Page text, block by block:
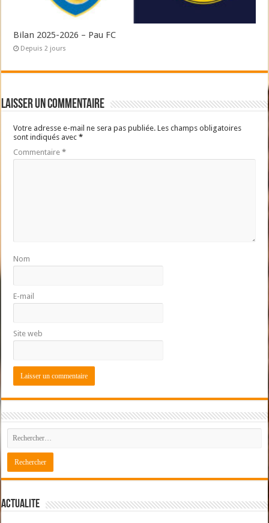
Bilan 2025-2026 – Pau FC
Depuis 2 jours
Laisser un commentaire
Votre adresse e-mail ne sera pas publiée. Les champs obligatoires
sont indiqués avec*
Commentaire*
Nom
E-mail
Site web
ACTUALITE